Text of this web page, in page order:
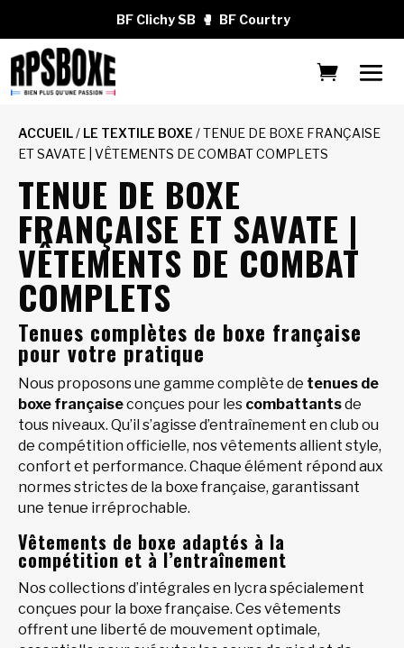
BF Clichy SB 🥊 BF Courtry
ACCUEIL/ LE TEXTILE BOXE / TENUE DE BOXE FRANÇAISE
ET SAVATE | VÊTEMENTS DE COMBAT COMPLETS
TENUE DE BOXE
FRANÇAISE ET SAVATE |
VÊTEMENTS DE COMBAT
COMPLETS
Tenues complètes de boxe française
pour votre pratique
Nous proposons une gamme complète de tenues de
boxe françaiseconçues pour les combattantsde
tous niveaux. Qu’il s’agisse d’entraînement en club ou
de compétition officielle, nos vêtements allient style,
confort et performance. Chaque élément répond aux
normes strictes de la boxe française, garantissant
une tenue irréprochable.
Vêtements de boxe adaptés à la
compétition et à l’entraînement
Nos collections d’intégrales en lycra spécialement
conçues pour la boxe française. Ces vêtements
offrent une liberté de mouvement optimale,